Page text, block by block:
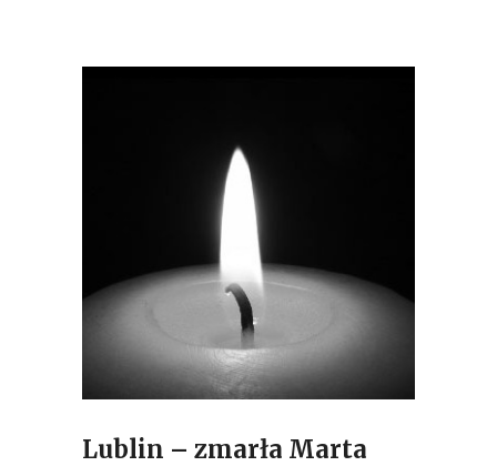
Lublin – zmarła Marta